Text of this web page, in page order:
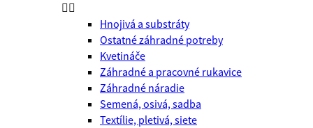

Hnojivá a substráty
Ostatné záhradné potreby
Kvetináče
Záhradné a pracovné rukavice
Záhradné náradie
Semená, osivá, sadba
Textílie, pletivá, siete